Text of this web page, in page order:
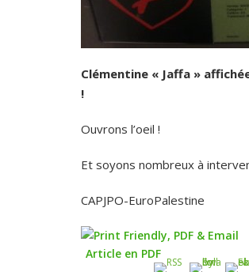
Clémentine « Jaffa »
!
Ouvrons l’oeil !
Et soyons nombreux à
CAPJPO-EuroPalestine
Article en PDF